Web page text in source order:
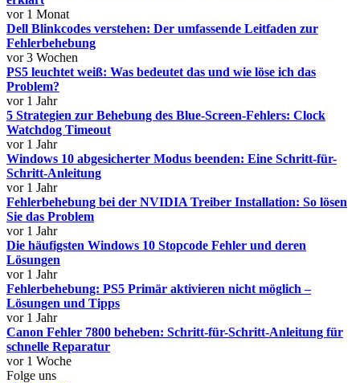
vor 1 Monat
Dell Blinkcodes verstehen: Der umfassende Leitfaden zur
Fehlerbehebung
vor 3 Wochen
PS5 leuchtet weiß: Was bedeutet das und wie löse ich das
Problem?
vor 1 Jahr
5 Strategien zur Behebung des Blue-Screen-Fehlers: Clock
Watchdog Timeout
vor 1 Jahr
Windows 10 abgesicherter Modus beenden: Eine Schritt-für-
Schritt-Anleitung
vor 1 Jahr
Fehlerbehebung bei der NVIDIA Treiber Installation: So lösen
Sie das Problem
vor 1 Jahr
Die häufigsten Windows 10 Stopcode Fehler und deren
Lösungen
vor 1 Jahr
Fehlerbehebung: PS5 Primär aktivieren nicht möglich –
Lösungen und Tipps
vor 1 Jahr
Canon Fehler 7800 beheben: Schritt-für-Schritt-Anleitung für
schnelle Reparatur
vor 1 Woche
Folge uns